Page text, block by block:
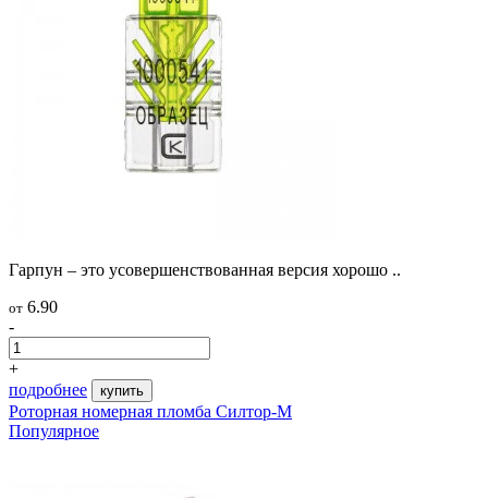
Гарпун – это усовершенствованная версия хорошо ..
от 6.90
-
+
подробнее
купить
Роторная номерная пломба Силтор-М
Популярное